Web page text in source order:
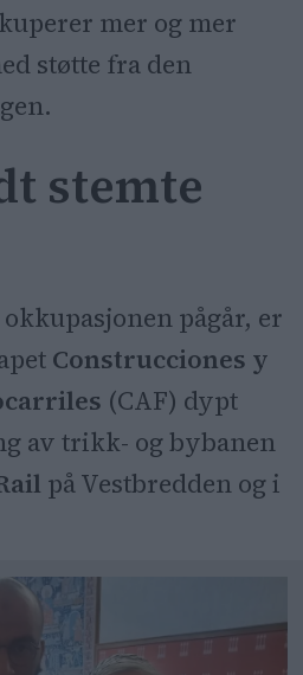
av FN fordi
til ulovlig israelsk
Vestbredden og i
denne uken stilt
bystyregruppe
ikke partiet
mer og mer
støtte fra den
stemte
pågår, er
Construcciones y
(CAF) dypt
av trikk- og bybanen
på Vestbredden og i